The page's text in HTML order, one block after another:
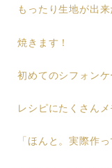
もったり生地が出
焼きます！
初めてのシフォンケ
レシピにたくさんメ
「ほんと。実際作